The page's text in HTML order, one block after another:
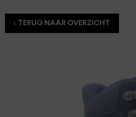
Verbandschoenen (externe website)
Dolomite